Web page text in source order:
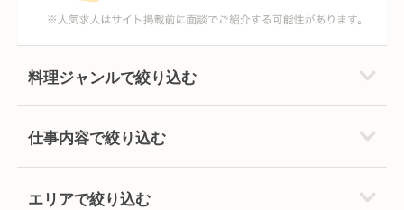
料理ジャンルで絞り込む
仕事内容で絞り込む
エリアで絞り込む